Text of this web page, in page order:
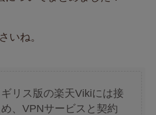
いね。
リス版の楽天Vikiには接
、VPNサービスと契約